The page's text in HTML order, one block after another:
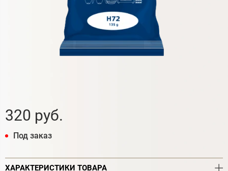
320 руб.
Под заказ
ХАРАКТЕРИСТИКИ ТОВАРА